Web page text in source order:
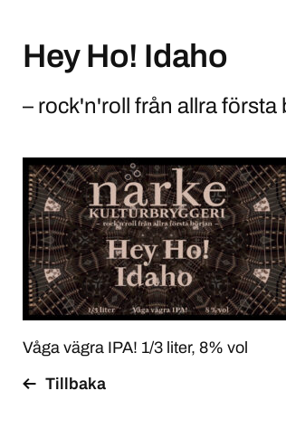
Hey Ho! Idaho
– rock'n'roll från allra första
Våga vägra IPA! 1/3 liter, 8% vol
Tillbaka